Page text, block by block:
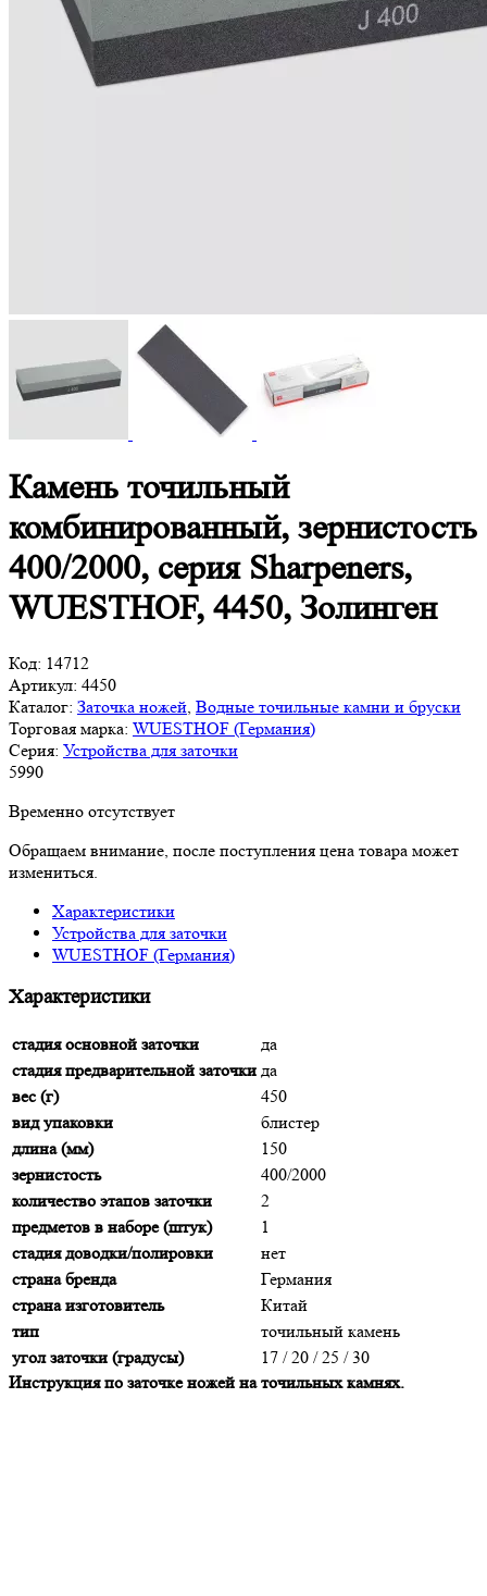
Камень точильный
комбинированный, зернистость
400/2000, серия Sharpeners,
WUESTHOF, 4450, Золинген
Код: 14712
Артикул: 4450
Каталог: Заточка ножей Водные точильные камни и бруски
Торговая марка: WUESTHOF (Германия)
Серия: Устройства для заточки
5990
Временно отсутствует
Обращаем внимание, после поступления цена товара может
измениться.
Характеристики
Устройства для заточки
WUESTHOF (Германия)
Характеристики
cтадия основной заточки
да
cтадия предварительной заточки да
вес (г)
450
вид упаковки
блистер
длина (мм)
150
зернистость
400/2000
количество этапов заточки
2
предметов в наборе (штук)
1
стадия доводки/полировки
нет
страна бренда
Германия
страна изготовитель
Китай
тип
точильный камень
угол заточки (градусы)
17 / 20 / 25 / 30
Инструкция по заточке ножей на точильных камнях.